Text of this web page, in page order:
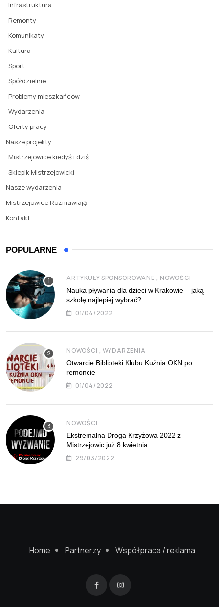
Infrastruktura
Remonty
Komunikaty
Kultura
Sport
Spółdzielnie
Problemy mieszkańców
Wydarzenia
Oferty pracy
Nasze projekty
Mistrzejowice kiedyś i dziś
Sklepik Mistrzejowicki
Nasze wydarzenia
Mistrzejowice Rozmawiają
Kontakt
POPULARNE
ARTYKUŁY SPONSOROWANE , NOWOŚCI
Nauka pływania dla dzieci w Krakowie – jaką
szkołę najlepiej wybrać?
01/04/2022
NOWOŚCI , WYDARZENIA
Otwarcie Biblioteki Klubu Kuźnia OKN po
remoncie
01/04/2022
NOWOŚCI
Ekstremalna Droga Krzyżowa 2022 z
Mistrzejowic już 8 kwietnia
29/03/2022
Home Partnerzy Współpraca / reklama